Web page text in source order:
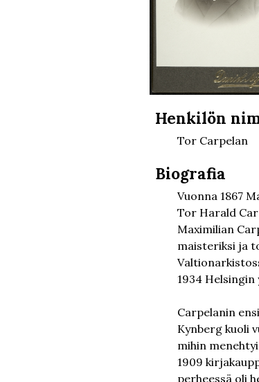
Henkilön
Tor Carpelan
Biografia
Vuonna 1867
Tor Harald
Maximilian
maisteriksi ja
1934
Carpelanin
Kynberg kuoli
mihin
1909
perheessä oli